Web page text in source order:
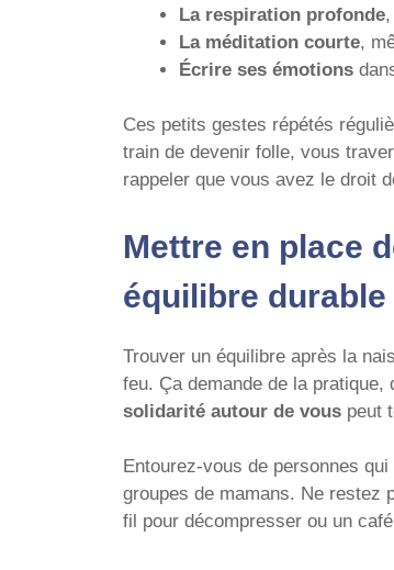
La respiration profonde
La méditation courte,
Écrire ses émotions
Ces petits gestes répétés
train de devenir folle, vous
rappeler que vous avez le droit
Mettre en place
équilibre durable
Trouver un équilibre après la
feu. Ça demande de la
solidarité autour de vous peut
Entourez-vous de personnes
groupes de mamans. Ne restez
fil pour décompresser ou un